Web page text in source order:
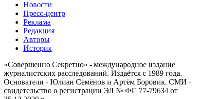
Новости
Пресс-центр
Реклама
Редакция
Авторы
История
«Совершенно Секретно» - международное издание
журналистских расследований. Издаётся с 1989 года.
Основатели - Юлиан Семёнов и Артём Боровик. CМИ -
свидетельство о регистрации ЭЛ № ФС 77-79634 от